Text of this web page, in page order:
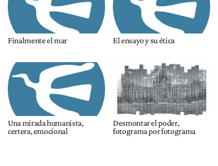
Finalmente el mar El ensayo y su ética
Una mirada humanista,
certera, emocional
Desmontar el poder,
fotograma por fotograma